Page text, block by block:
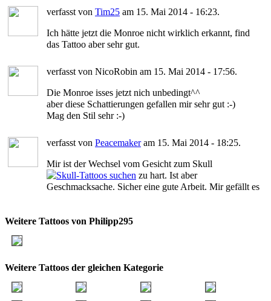
verfasst von Tim25 am 15. Mai 2014 - 16:23.
Ich hätte jetzt die Monroe nicht wirklich erkannt, find
das Tattoo aber sehr gut.
verfasst von NicoRobin am 15. Mai 2014 - 17:56.
Die Monroe isses jetzt nich unbedingt^^
aber diese Schattierungen gefallen mir sehr gut :-)
Mag den Stil sehr :-)
verfasst von Peacemakeram 15. Mai 2014 - 18:25.
Mir ist der Wechsel vom Gesicht zum Skull
zu hart. Ist aber
Geschmacksache. Sicher eine gute Arbeit. Mir gefällt es
Weitere Tattoos von Philipp295
Weitere Tattoos der gleichen Kategorie